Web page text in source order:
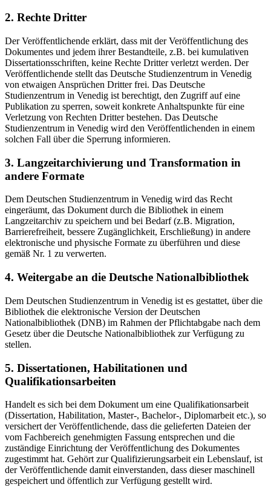
2. Rechte Dritter
Der Veröffentlichende erklärt, dass mit der Veröffentlichung des
Dokumentes und jedem ihrer Bestandteile, z.B. bei kumulativen
Dissertationsschriften, keine Rechte Dritter verletzt werden. Der
Veröffentlichende stellt das Deutsche Studienzentrum in Venedig
von etwaigen Ansprüchen Dritter frei. Das Deutsche
Studienzentrum in Venedig ist berechtigt, den Zugriff auf eine
Publikation zu sperren, soweit konkrete Anhaltspunkte für eine
Verletzung von Rechten Dritter bestehen. Das Deutsche
Studienzentrum in Venedig wird den Veröffentlichenden in einem
solchen Fall über die Sperrung informieren.
3. Langzeitarchivierung und Transformation in
andere Formate
Dem Deutschen Studienzentrum in Venedig wird das Recht
eingeräumt, das Dokument durch die Bibliothek in einem
Langzeitarchiv zu speichern und bei Bedarf (z.B. Migration,
Barrierefreiheit, bessere Zugänglichkeit, Erschließung) in andere
elektronische und physische Formate zu überführen und diese
gemäß Nr. 1 zu verwerten.
4. Weitergabe an die Deutsche Nationalbibliothek
Dem Deutschen Studienzentrum in Venedig ist es gestattet, über die
Bibliothek die elektronische Version der Deutschen
Nationalbibliothek (DNB) im Rahmen der Pflichtabgabe nach dem
Gesetz über die Deutsche Nationalbibliothek zur Verfügung zu
stellen.
5. Dissertationen, Habilitationen und
Qualifikationsarbeiten
Handelt es sich bei dem Dokument um eine Qualifikationsarbeit
(Dissertation, Habilitation, Master-, Bachelor-, Diplomarbeit etc.), so
versichert der Veröffentlichende, dass die gelieferten Dateien der
vom Fachbereich genehmigten Fassung entsprechen und die
zuständige Einrichtung der Veröffentlichung des Dokumentes
zugestimmt hat. Gehört zur Qualifizierungsarbeit ein Lebenslauf, ist
der Veröffentlichende damit einverstanden, dass dieser maschinell
gespeichert und öffentlich zur Verfügung gestellt wird.